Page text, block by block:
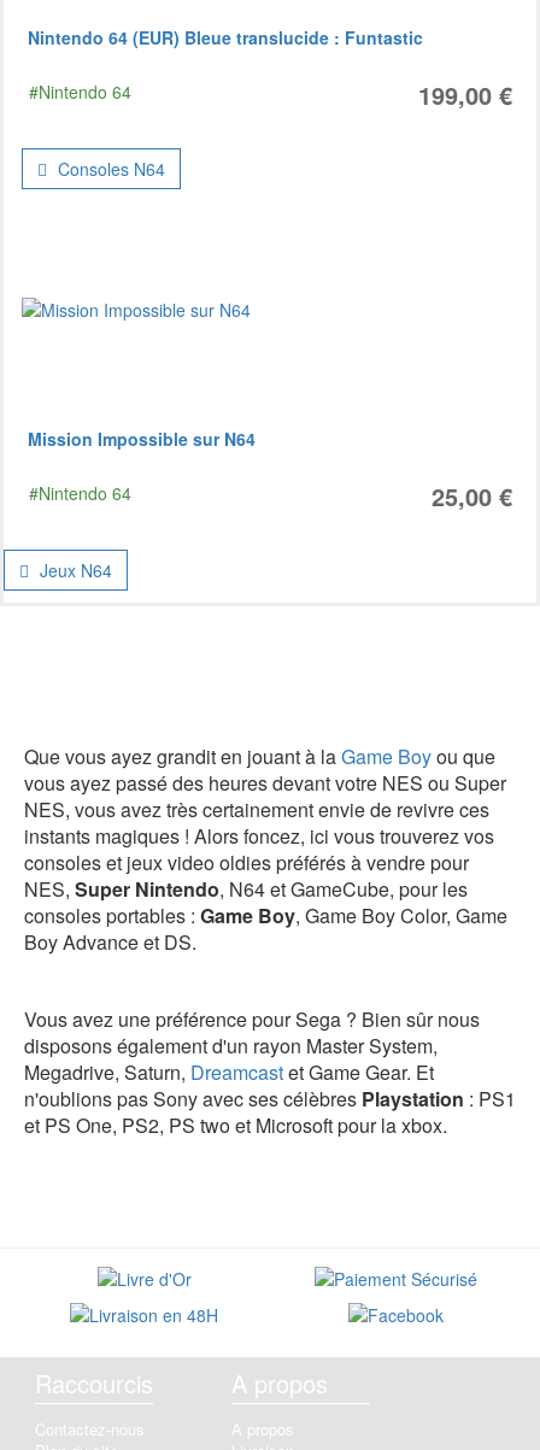
Nintendo 64 (EUR) Bleue translucide : Funtastic
199,00 €
#Nintendo 64
Consoles N64
Mission Impossible sur N64
25,00 €
#Nintendo 64
Jeux N64
Que vous ayez grandit en jouant à laGame Boyou que
vous ayez passé des heures devant votre NES ou Super
NES, vous avez très certainement envie de revivre ces
instants magiques ! Alors foncez, ici vous trouverez vos
consoles et jeux video oldies préférés à vendre pour
NES, Super Nintendo, N64 et GameCube, pour les
consoles portables : Game Boy, Game Boy Color, Game
Boy Advance et DS.
Vous avez une préférence pour Sega ? Bien sûr nous
disposons également d'un rayon Master System,
Megadrive, Saturn, Dreamcastet Game Gear. Et
n'oublions pas Sony avec ses célèbres Playstation : PS1
et PS One, PS2, PS two et Microsoft pour la xbox.
Raccourcis
Contactez-nous
A propos
A propos